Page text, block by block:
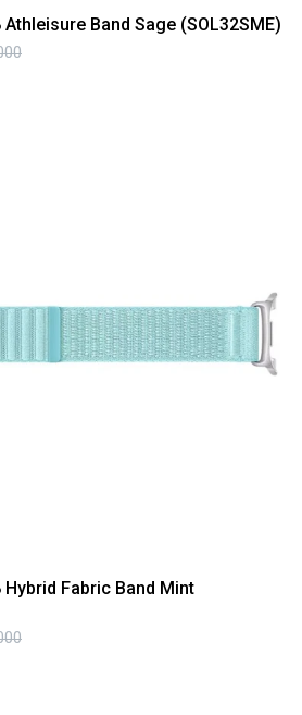
Band Sage (SOL32SME)
Fabric Band Mint